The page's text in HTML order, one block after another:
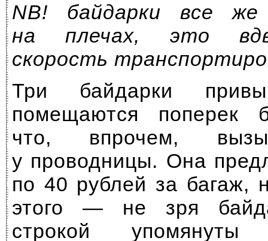
NB! байдарки все
на плечах, это
скорость
Три байдарки
помещаются поперек
что, впрочем,
у проводницы. Она
по 40 рублей за багаж,
этого — не зря
строкой